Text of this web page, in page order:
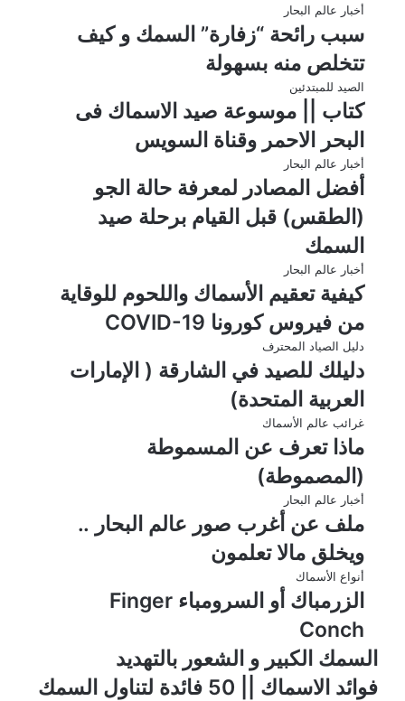
أخبار عالم البحار
سبب رائحة “زفارة” السمك و كيف
تتخلص منه بسهولة
الصيد للمبتدئين
كتاب || موسوعة صيد الاسماك فى
البحر الاحمر وقناة السويس
أخبار عالم البحار
أفضل المصادر لمعرفة حالة الجو
(الطقس) قبل القيام برحلة صيد
السمك
أخبار عالم البحار
كيفية تعقيم الأسماك واللحوم للوقاية
من فيروس كورونا COVID-19
دليل الصياد المحترف
دليلك للصيد في الشارقة ( الإمارات
العربية المتحدة)
غرائب عالم الأسماك
ماذا تعرف عن المسموطة
(المصموطة)
أخبار عالم البحار
ملف عن أغرب صور عالم البحار ..
ويخلق مالا تعلمون
أنواع الأسماك
الزرمباك أو السرومباء Finger
Conch
السمك الكبير و الشعور بالتهديد
فوائد الاسماك || 50 فائدة لتناول السمك